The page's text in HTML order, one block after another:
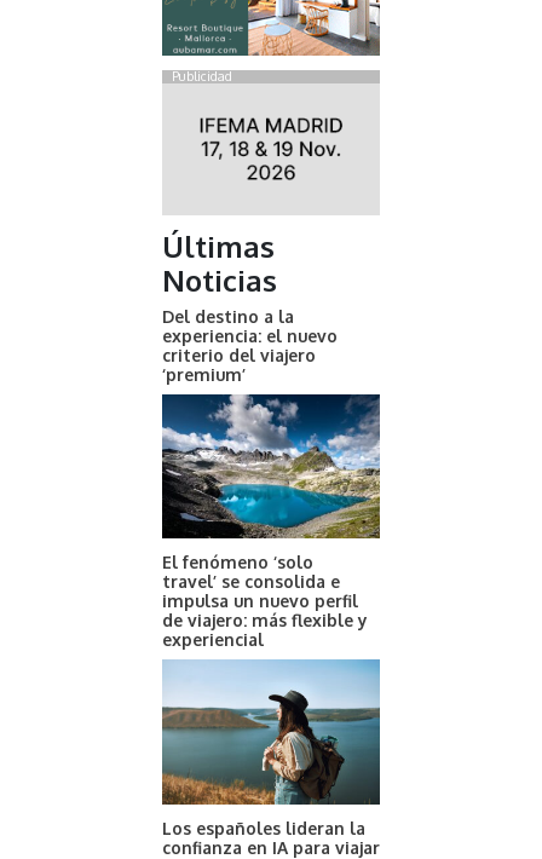
Publicidad
Últimas
Noticias
Del destino a la
experiencia: el nuevo
criterio del viajero
‘premium’
El fenómeno ‘solo
travel’ se consolida e
impulsa un nuevo perfil
de viajero: más flexible y
experiencial
Los españoles lideran la
confianza en IA para viajar